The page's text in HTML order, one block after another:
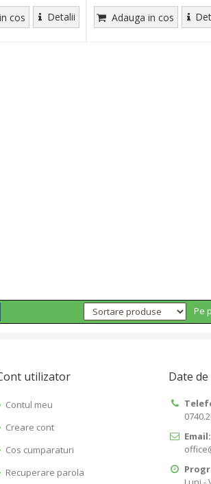
cos Detalii Adauga in cos
Pe
utilizator
Contul meu
Creare cont
Cos cumparaturi
Recuperare parola
Date
Email: